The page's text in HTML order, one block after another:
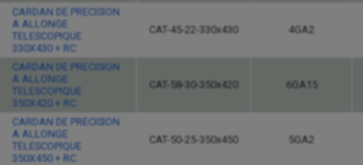
CARDAN DE PRECISION
A ALLONGE
TELESCOPIQUE
330X430 + RC
CAT-45-22-330x430 4GA2
CARDAN DE PRECISION
A ALLONGE
TELESCOPIQUE
350X420 + RC
CAT-58-30-350x420 6GA15
CARDAN DE PRECISION
A ALLONGE
TELESCOPIQUE
350X450 + RC
CAT-50-25-350x450 5GA2